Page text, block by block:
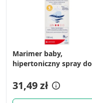
Marimer baby,
hipertoniczny spray do
31,49 zł